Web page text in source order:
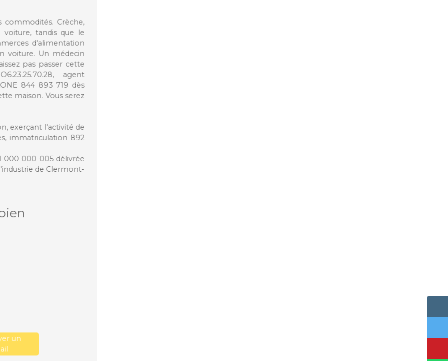
Crèche,
tandis que le
d'alimentation
voiture. Un médecin
pas passer cette
agent
844 893 719 dès
maison. Vous serez
exerçant l'activité de
immatriculation 892
000 000 005 délivrée
de Clermont-
un